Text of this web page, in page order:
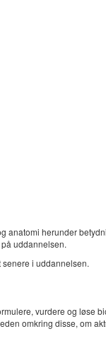
herunder
uddannelsen.
i uddannelsen.
vurdere og løse
omkring disse, om